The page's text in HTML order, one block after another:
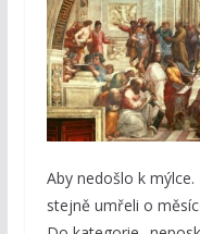
Aby nedošlo k
stejně umřeli o